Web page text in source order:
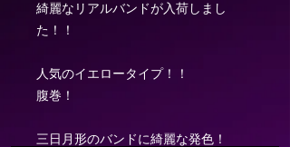
綺麗なリアルバンドが入荷しまし
た！！
人気のイエロータイプ！！
腹巻！
三日月形のバンドに綺麗な発色！